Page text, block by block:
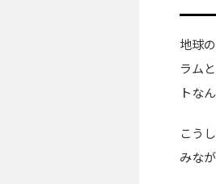
地球
ラム
トな
こう
みな